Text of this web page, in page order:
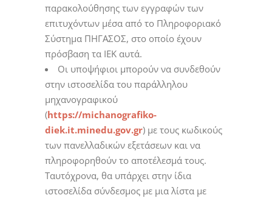
παρακολούθησης των εγγραφών των
επιτυχόντων μέσα από το Πληροφοριακό
Σύστημα ΠΗΓΑΣΟΣ, στο οποίο έχουν
πρόσβαση τα ΙΕΚ αυτά.
Οι υποψήφιοι μπορούν να συνδεθούν
στην ιστοσελίδα του παράλληλου
μηχανογραφικού
(https://michanografiko-
diek.it.minedu.gov.gr) με τους κωδικούς
των πανελλαδικών εξετάσεων και να
πληροφορηθούν το αποτέλεσμά τους.
Ταυτόχρονα, θα υπάρχει στην ίδια
ιστοσελίδα σύνδεσμος με μια λίστα με